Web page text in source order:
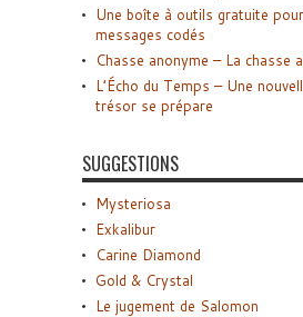
Une boîte à outils gratuite
messages codés
Chasse anonyme – La chasse
L’Écho du Temps – Une
trésor se prépare
SUGGESTIONS
Mysteriosa
Exkalibur
Carine Diamond
Gold & Crystal
Le jugement de Salomon